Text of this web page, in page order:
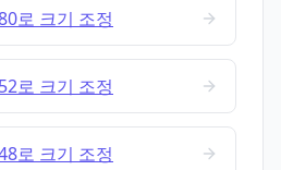
로 크기 조정
로 크기 조정
로 크기 조정